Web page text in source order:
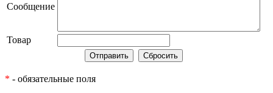
Сообщение
Товар
* - обязательные поля